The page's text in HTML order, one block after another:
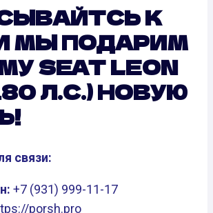
К
МЫ ПОДАРИМ
SEAT LEON
Л.С.) НОВУЮ
связи:
+7 (931) 999-11-17
porsh.pro